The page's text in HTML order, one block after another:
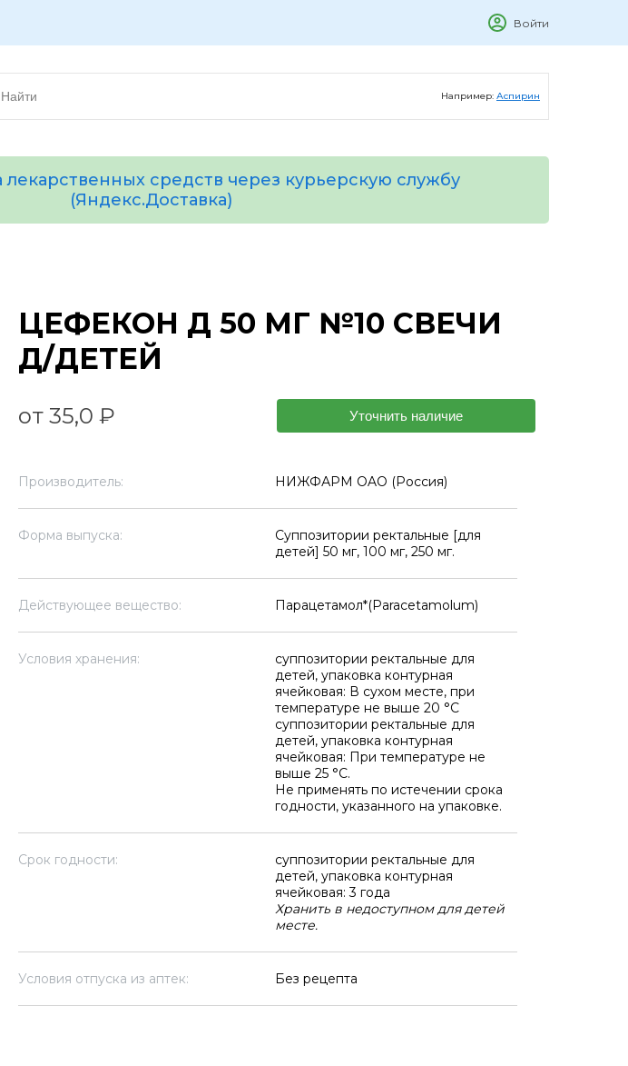
Войти
Например: Аспирин
лекарственных средств через курьерскую службу
(Яндекс.Доставка)
ЦЕФЕКОН Д 50 МГ №10 СВЕЧИ
Д/ДЕТЕЙ
от 35,0 ₽ Уточнить наличие
Производитель: НИЖФАРМ OAO (Россия)
Форма выпуска:
Суппозитории ректальные [для
детей] 50 мг, 100 мг, 250 мг.
Действующее вещество: Парацетамол*(Paracetamolum)
Условия хранения:
суппозитории ректальные для
детей, упаковка контурная
ячейковая: В сухом месте, при
температуре не выше 20 °C
суппозитории ректальные для
детей, упаковка контурная
ячейковая: При температуре не
выше 25 °C.
Не применять по истечении срока
годности, указанного на упаковке.
Срок годности:
суппозитории ректальные для
детей, упаковка контурная
ячейковая: 3 года
Хранить в недоступном для детей
месте.
Условия отпуска из аптек: Без рецепта